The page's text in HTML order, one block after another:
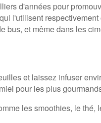
d'années pour
l'utilisent
bus, et même dans les
et laissez infuser
pour les plus
les smoothies, le thé,